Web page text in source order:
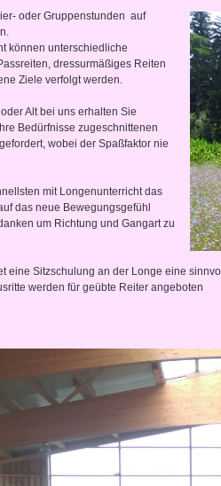
oder Gruppenstunden auf
können unterschiedliche
dressurmäßiges Reiten
Ziele verfolgt werden.
Alt bei uns erhalten Sie
Bedürfnisse zugeschnittenen
wobei der Spaßfaktor nie
mit Longenunterricht das
das neue Bewegungsgefühl
um Richtung und Gangart zu
eine Sitzschulung an der Longe eine
werden für geübte Reiter angeboten